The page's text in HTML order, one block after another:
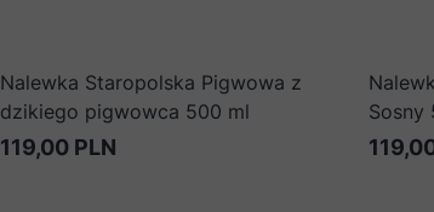
Nalewka Staropolska Pigwowa z
dzikiego pigwowca 500 ml
119,00 PLN
Sosny